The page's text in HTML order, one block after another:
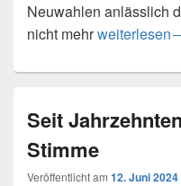
Neuwahlen anlässlich
nicht mehrAnton Böhm
weiterlesen
Seit
Stimme
Veröffentlicht am 12. Juni 2024